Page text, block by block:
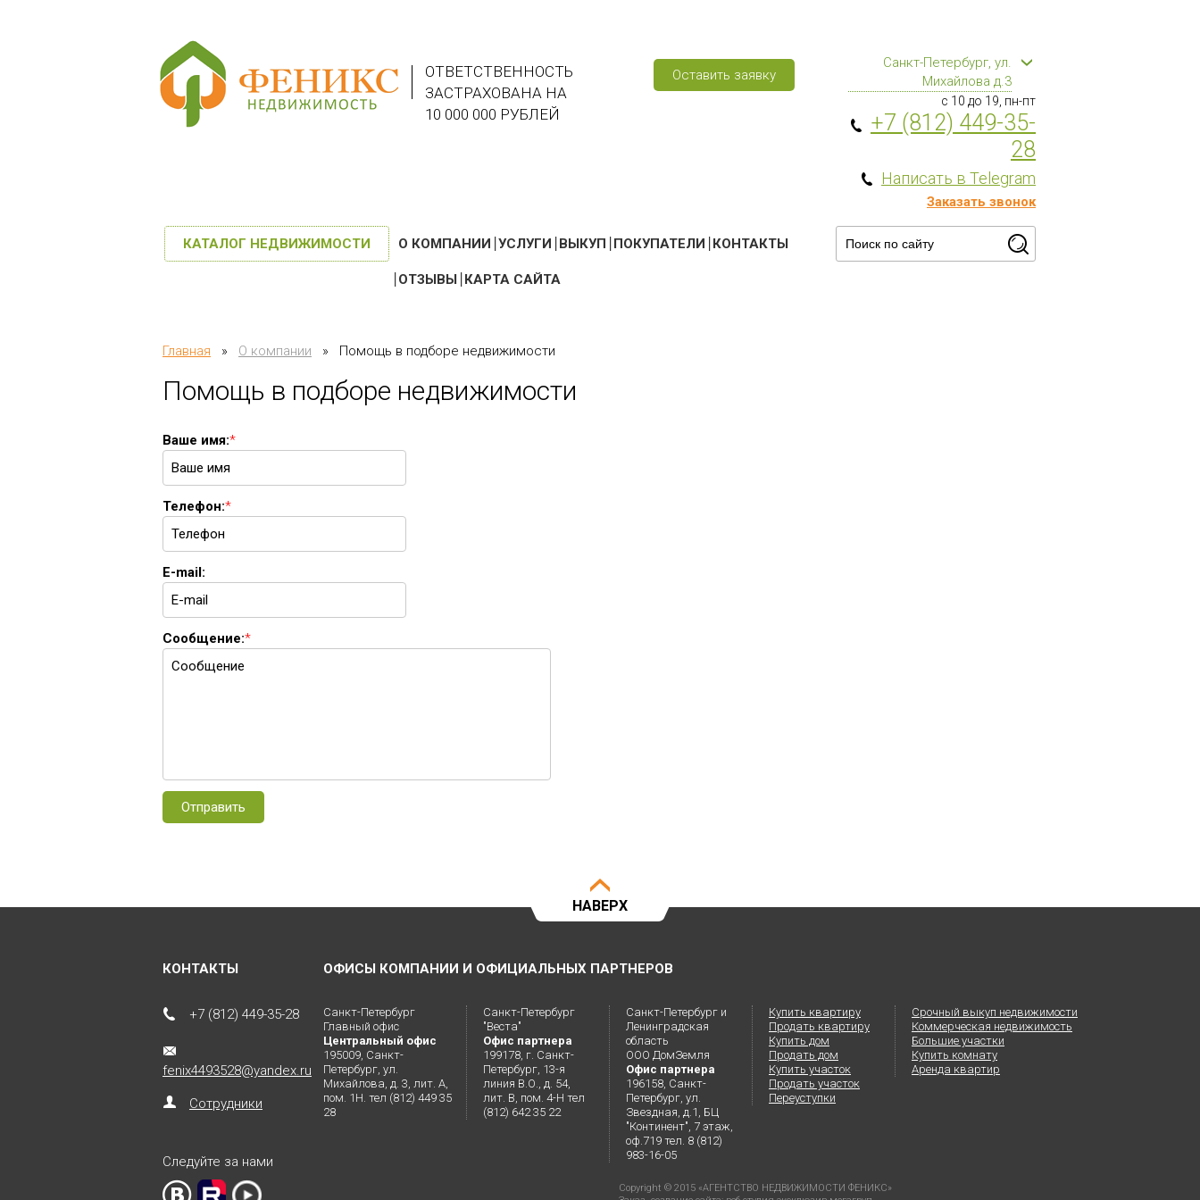
ОТВЕТСТВЕННОСТЬ
ЗАСТРАХОВАНА НА
10 000 000 РУБЛЕЙ
Оставить заявку
Санкт-Петербург, ул.
Михайлова д.3
с 10 до 19, пн-пт
+7 (812) 449-35-
28
Написать в Telegram
Заказать звонок
КАТАЛОГ НЕДВИЖИМОСТИ О КОМПАНИИ УСЛУГИ ВЫКУП ПОКУПАТЕЛИ КОНТАКТЫ
ОТЗЫВЫ КАРТА САЙТА
Главная » О компании » Помощь в подборе недвижимости
Помощь в подборе недвижимости
Ваше имя:*
Телефон:*
E-mail:
Сообщение:*
НАВЕРХ
КОНТАКТЫ
+7 (812) 449-35-28
fenix4493528@yandex.ru
Сотрудники
Следуйте за нами
ОФИСЫ КОМПАНИИ И ОФИЦИАЛЬНЫХ ПАРТНЕРОВ
Санкт-Петербург
Главный офис
Центральный офис
195009, Санкт-
Петербург, ул.
Михайлова, д. 3, лит. А,
пом. 1Н. тел (812) 449 35
28
Санкт-Петербург
"Веста"
Офис партнера
199178, г. Санкт-
Петербург, 13-я
линия В.О., д. 54,
лит. В, пом. 4-Н тел
(812) 642 35 22
Санкт-Петербург и
Ленинградская
область
ООО ДомЗемля
Офис партнера
196158, Санкт-
Петербург, ул.
Звездная, д.1, БЦ
"Континент", 7 этаж,
оф.719 тел. 8 (812)
983-16-05
Купить квартиру
Продать квартиру
Купить дом
Продать дом
Купить участок
Продать участок
Переуступки
Срочный выкуп недвижимости
Коммерческая недвижимость
Большие участки
Купить комнату
Аренда квартир
Copyright © 2015 «АГЕНТСТВО НЕДВИЖИМОСТИ ФЕНИКС»